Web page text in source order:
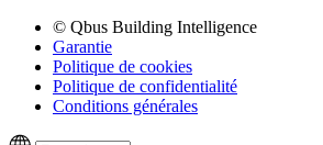
© Qbus Building Intelligence
Garantie
Politique de cookies
Politique de confidentialité
Conditions générales